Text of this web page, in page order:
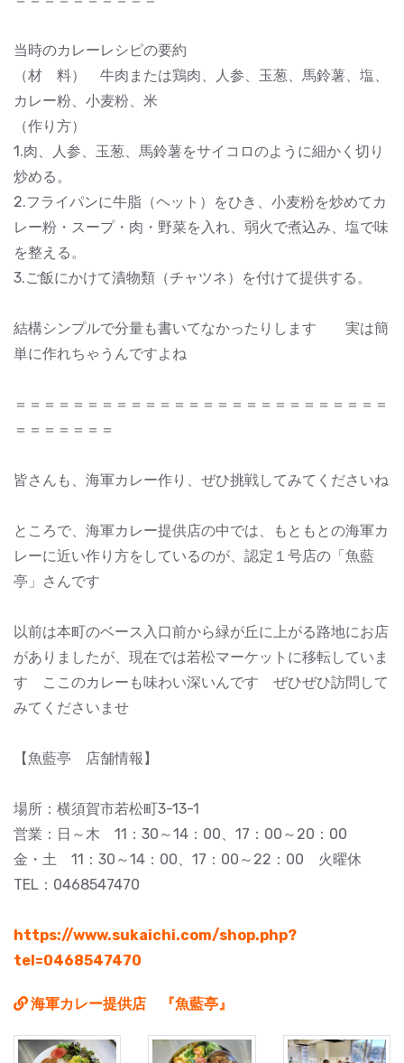
当時のカレーレシピの要約
（材 料） 牛肉または鶏肉、人参、玉葱、馬鈴薯、塩、
カレー粉、小麦粉、米
（作り方）
1.肉、人参、玉葱、馬鈴薯をサイコロのように細かく切り
炒める。
2.フライパンに牛脂（ヘット）をひき、小麦粉を炒めてカ
レー粉・スープ・肉・野菜を入れ、弱火で煮込み、塩で味
を整える。
3.ご飯にかけて漬物類（チャツネ）を付けて提供する。
結構シンプルで分量も書いてなかったりします 実は簡
単に作れちゃうんですよね
＝＝＝＝＝＝＝＝＝＝＝＝＝＝＝＝＝＝＝＝＝＝＝＝＝＝
＝＝＝＝＝＝＝
皆さんも、海軍カレー作り、ぜひ挑戦してみてくださいね
ところで、海軍カレー提供店の中では、もともとの海軍カ
レーに近い作り方をしているのが、認定１号店の「魚藍
亭」さんです
以前は本町のベース入口前から緑が丘に上がる路地にお店
がありましたが、現在では若松マーケットに移転していま
す ここのカレーも味わい深いんです ぜひぜひ訪問して
みてくださいませ
【魚藍亭 店舗情報】
場所：横須賀市若松町3-13-1
営業：日～木 11：30～14：00、17：00～20：00
金・土 11：30～14：00、17：00～22：00 火曜休
TEL：0468547470
https://www.sukaichi.com/shop.php?
tel=0468547470
海軍カレー提供店 『魚藍亭』